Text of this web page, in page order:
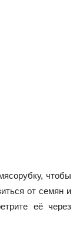
чтобы
от семян и
её через